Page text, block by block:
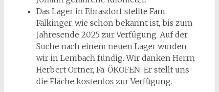
Das Lager in Ebrasdorf stellte Fam.
Falkinger, wie schon bekannt ist, bis zum
Jahresende 2025 zur Verfügung. Auf der
Suche nach einem neuen Lager wurden
wir in Lembach fündig. Wir danken Herrn
Herbert Ortner, Fa. ÖKOFEN. Er stellt uns
die Fläche kostenlos zur Verfügung.